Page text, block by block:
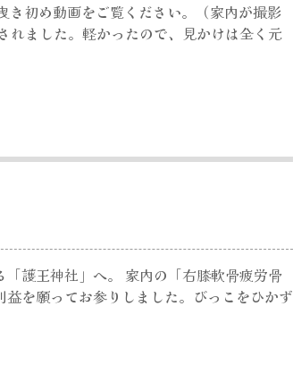
初め動画をご覧ください。（家内が撮影
れました。軽かったので、見かけは全く元
護王神社」へ。 家内の「右膝軟骨疲労骨
を願ってお参りしました。びっこをひかず